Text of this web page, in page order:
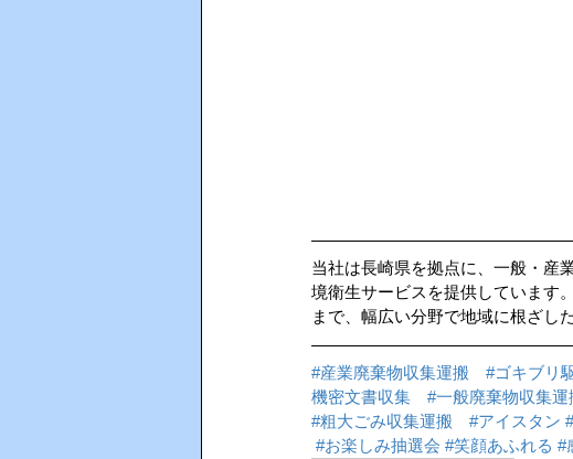
当社は長崎県を拠点に、一般・産
境衛生サービスを提供しています
まで、幅広い分野で地域に根ざし
#産業廃棄物収集運搬 #ゴキブリ
機密文書収集
#一般廃棄物収集運
#粗大ごみ収集運搬
#アイスタン
#お楽しみ抽選会 #笑顔あふれる #